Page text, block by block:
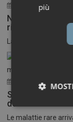
30 Luglio 2026
ricercatori under
La Fondazione
17 Luglio 2026
Stati Uniti:
dedicato alle
Le malattie rare
più